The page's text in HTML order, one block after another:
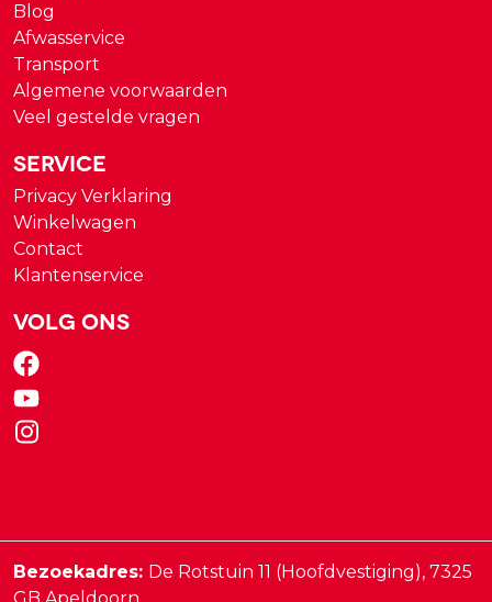
Blog
Afwasservice
Transport
Algemene voorwaarden
Veel gestelde vragen
Service
Privacy Verklaring
Winkelwagen
Contact
Klantenservice
Volg ons
Bezoekadres: De Rotstuin 11 (Hoofdvestiging), 7325